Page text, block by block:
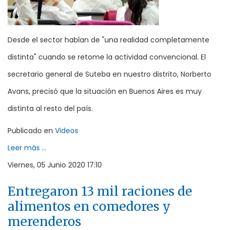
Desde el sector hablan de "una realidad completamente
distinta" cuando se retome la actividad convencional. El
secretario general de Suteba en nuestro distrito, Norberto
Avans, precisó que la situación en Buenos Aires es muy
distinta al resto del país.
Publicado en Videos
Leer más ...
Viernes, 05 Junio 2020 17:10
Entregaron 13 mil raciones de
alimentos en comedores y
merenderos